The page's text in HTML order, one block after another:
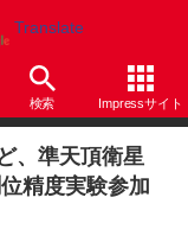
Translate
検索 Impressサイト
、準天頂衛星
精度実験参加